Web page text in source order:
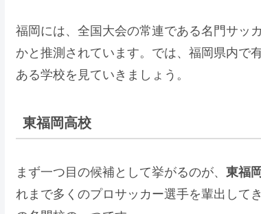
福岡には、全国大会の常連である名門サッ
かと推測されています。では、福岡県内で
ある学校を見ていきましょう。
東福岡高校
まず一つ目の候補として挙がるのが、 東福
れまで多くのプロサッカー選手を輩出して